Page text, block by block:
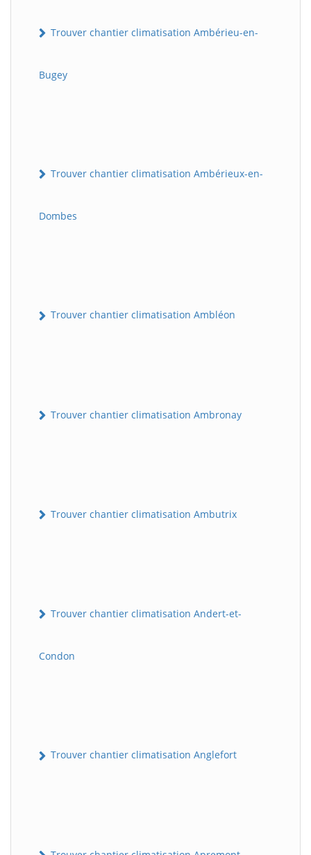
Trouver chantier climatisation Ambérieu-en-
Bugey
Trouver chantier climatisation Ambérieux-en-
Dombes
Trouver chantier climatisation Ambléon
Trouver chantier climatisation Ambronay
Trouver chantier climatisation Ambutrix
Trouver chantier climatisation Andert-et-
Condon
Trouver chantier climatisation Anglefort